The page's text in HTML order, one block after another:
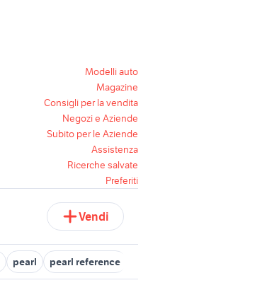
Modelli auto
Magazine
Consigli per la vendita
Negozi e Aziende
Subito per le Aziende
Assistenza
Ricerche salvate
Preferiti
Vendi
pearl pearl reference